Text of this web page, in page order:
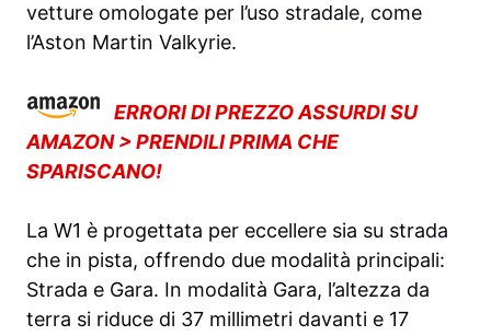
vetture omologate per l’uso stradale, come
l’Aston Martin Valkyrie.
ERRORI DI PREZZO ASSURDI SU
AMAZON > PRENDILI PRIMA CHE
SPARISCANO!
La W1 è progettata per eccellere sia su strada
che in pista, offrendo due modalità principali:
Strada e Gara. In modalità Gara, l’altezza da
terra si riduce di 37 millimetri davanti e 17